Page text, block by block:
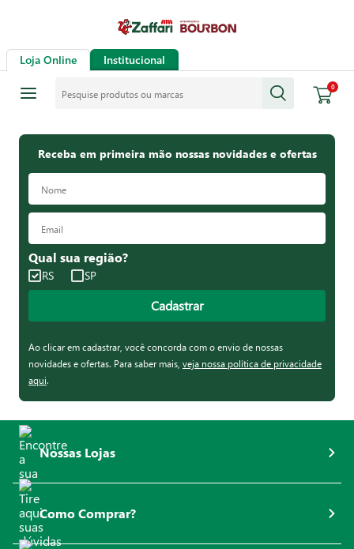
Loja Online Institucional
0
Receba em primeira mão nossas novidades e ofertas
Qual sua região?
RS SP
Cadastrar
Ao clicar em cadastrar, você concorda com o envio de nossas
novidades e ofertas. Para saber mais, veja nossa política de privacidade
aqui.
Nossas Lojas
Como Comprar?